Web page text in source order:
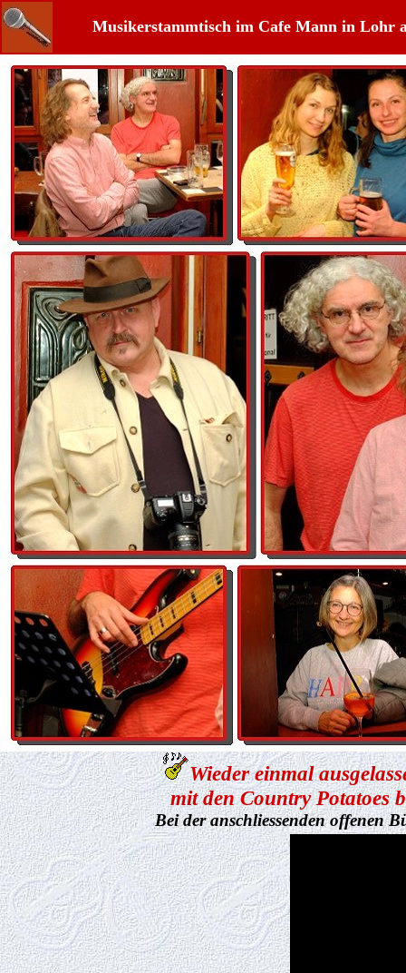
Musikerstammtisch im Cafe Mann in Lohr
Wieder einmal
mit den Country Potatoes
Bei der anschliessenden offenen